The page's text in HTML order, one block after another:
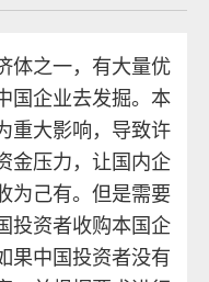
体之一，有大量优
国企业去发掘。本
重大影响，导致许
金压力，让国内企
为己有。但是需要
投资者收购本国企
果中国投资者没有